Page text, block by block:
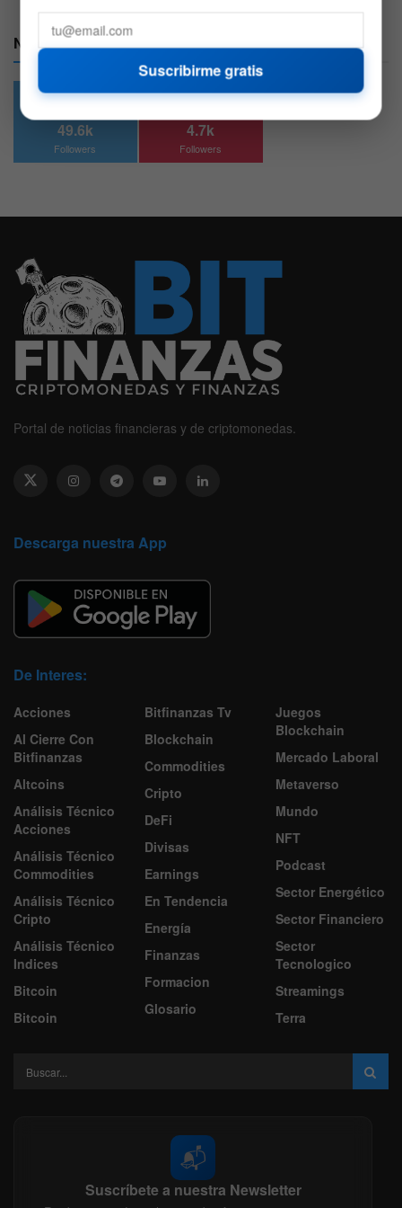
Nuestras Redes:
49.6k
Followers
4.7k
Followers
Portal de noticias financieras y de criptomonedas.
Descarga nuestra App
De Interes:
Acciones
Al Cierre Con
Bitfinanzas
Altcoins
Análisis Técnico
Acciones
Análisis Técnico
Commodities
Análisis Técnico
Cripto
Análisis Técnico
Indices
Bitcoin
Bitcoin
Bitfinanzas Tv
Blockchain
Commodities
Cripto
DeFi
Divisas
Earnings
En Tendencia
Energía
Finanzas
Formacion
Glosario
Juegos
Blockchain
Mercado Laboral
Metaverso
Mundo
NFT
Podcast
Sector Energético
Sector Financiero
Sector
Tecnologico
Streamings
Terra
📬
Suscríbete a nuestra Newsletter
Suscribirme gratis